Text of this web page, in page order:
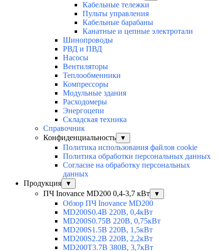
Кабельные тележки
Пульты управления
Кабельные барабаны
Канатные и цепные электротали
Шинопроводы
РВД и ПВД
Насосы
Вентиляторы
Теплообменники
Компрессоры
Модульные здания
Расходомеры
Энергоцепи
Складская техника
Справочник
Конфиденциальность
▼
Политика использования файлов cookie
Политика обработки персональных данных
Согласие на обработку персональных
данных
Продукция
▼
ПЧ Inovance MD200 0,4-3,7 кВт ▼
Обзор ПЧ Inovance MD200
MD200S0.4B 220В, 0,4кВт
MD200S0.75B 220В, 0,75кВт
MD200S1.5B 220В, 1,5кВт
MD200S2.2B 220В, 2,2кВт
MD200T3.7B 380В, 3,7кВт